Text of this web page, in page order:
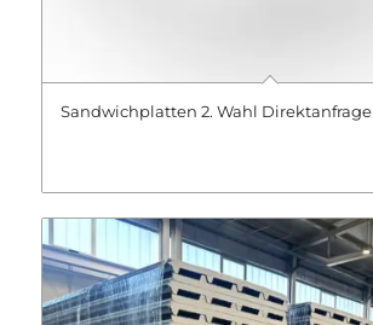
Sandwichplatten 2. Wahl Direktanfrage